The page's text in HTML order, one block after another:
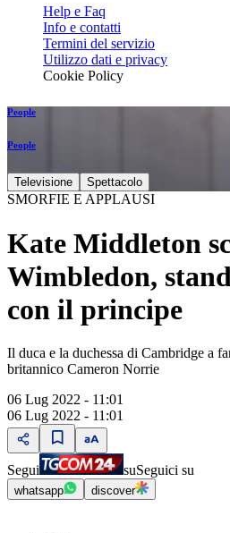
Help e Faq
Info e contatti
Termini del servizio
Utilizzo dati e privacy
Cookie Policy
People
People
Televisione Spettacolo
SMORFIE E APPLAUSI
Kate Middleton
Wimbledon,
con il principe
Il duca e la duchessa di Cambridge a
britannico Cameron Norrie
06 Lug 2022 - 11:01
06 Lug 2022 - 11:01
Segui suSeguici su
whatsapp discover